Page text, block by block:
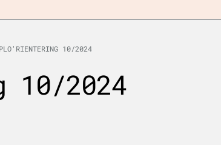
PLO'RIENTERING 10/2024
10/2024